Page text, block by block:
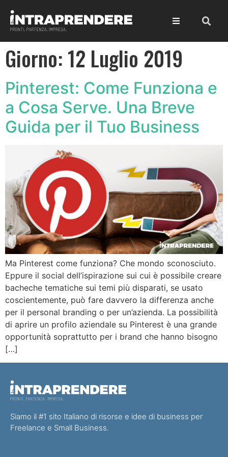
Giorno: 12 Luglio 2019
Pinterest: Come Funziona e
a Cosa Serve. Una Breve
Guida per il Tuo Business
Ma Pinterest come funziona? Che mondo sconosciuto.
Eppure il social dell’ispirazione sui cui è possibile creare
bacheche tematiche sui temi più disparati, se usato
coscientemente, può fare davvero la differenza anche
per il personal branding o per un’azienda. La possibilità
di aprire un profilo aziendale su Pinterest è una grande
opportunità soprattutto per i brand che hanno bisogno
[…]
Siamo il #1 sito Italiano di risorse e idee di business per
Freelance e Small Business.